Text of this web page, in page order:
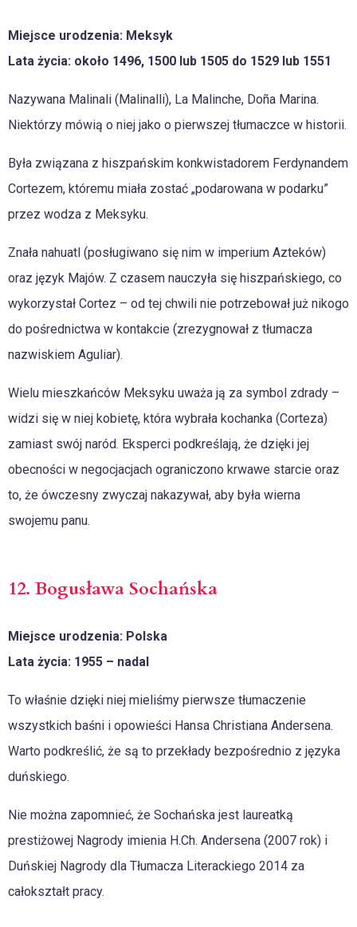
Miejsce urodzenia: Meksyk
Lata życia: około 1496, 1500 lub 1505 do 1529 lub 1551
Nazywana Malinali (Malinalli), La Malinche, Doña Marina.
Niektórzy mówią o niej jako o pierwszej tłumaczce w historii.
Była związana z hiszpańskim konkwistadorem Ferdynandem
Cortezem, któremu miała zostać „podarowana w podarku”
przez wodza z Meksyku.
Znała nahuatl (posługiwano się nim w imperium Azteków)
oraz język Majów. Z czasem nauczyła się hiszpańskiego, co
wykorzystał Cortez – od tej chwili nie potrzebował już nikogo
do pośrednictwa w kontakcie (zrezygnował z tłumacza
nazwiskiem Aguliar).
Wielu mieszkańców Meksyku uważa ją za symbol zdrady –
widzi się w niej kobietę, która wybrała kochanka (Corteza)
zamiast swój naród. Eksperci podkreślają, że dzięki jej
obecności w negocjacjach ograniczono krwawe starcie oraz
to, że ówczesny zwyczaj nakazywał, aby była wierna
swojemu panu.
12. Bogusława Sochańska
Miejsce urodzenia: Polska
Lata życia: 1955 – nadal
To właśnie dzięki niej mieliśmy pierwsze tłumaczenie
wszystkich baśni i opowieści Hansa Christiana Andersena.
Warto podkreślić, że są to przekłady bezpośrednio z języka
duńskiego.
Nie można zapomnieć, że Sochańska jest laureatką
prestiżowej Nagrody imienia H.Ch. Andersena (2007 rok) i
Duńskiej Nagrody dla Tłumacza Literackiego 2014 za
całokształt pracy.